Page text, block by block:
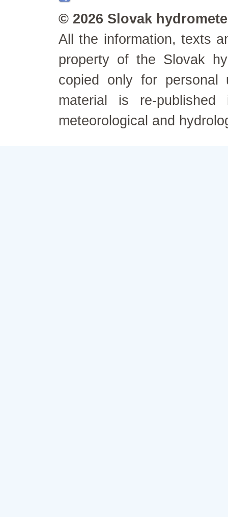
© 2026 Slovak
All the information, texts
property of the Slovak
copied only for personal
material is re-
meteorological and